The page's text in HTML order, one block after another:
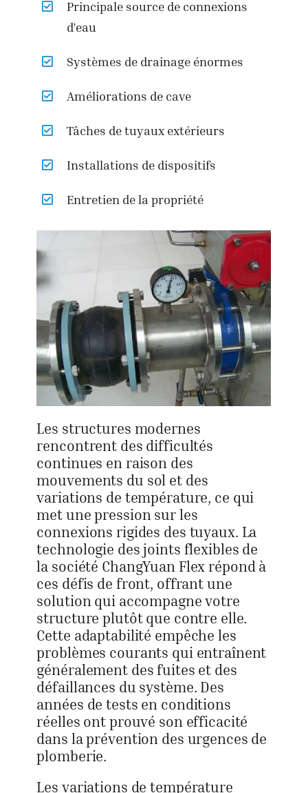
Principale source de connexions
d’eau
Systèmes de drainage énormes
Améliorations de cave
Tâches de tuyaux extérieurs
Installations de dispositifs
Entretien de la propriété
Les structures modernes
rencontrent des difficultés
continues en raison des
mouvements du sol et des
variations de température, ce qui
met une pression sur les
connexions rigides des tuyaux. La
technologie des joints flexibles de
la société ChangYuan Flex répond à
ces défis de front, offrant une
solution qui accompagne votre
structure plutôt que contre elle.
Cette adaptabilité empêche les
problèmes courants qui entraînent
généralement des fuites et des
défaillances du système. Des
années de tests en conditions
réelles ont prouvé son efficacité
dans la prévention des urgences de
plomberie.
Les variations de température